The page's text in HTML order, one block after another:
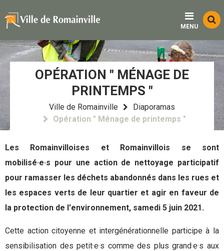
MENU
OPÉRATION " MÉNAGE DE
PRINTEMPS "
Ville de Romainville
Diaporamas
Opération " Ménage de printemps "
Les Romainvilloises et Romainvillois se sont
mobilisé·e·s pour une action de nettoyage participatif
pour ramasser les déchets abandonnés dans les rues et
les espaces verts de leur quartier et agir en faveur de
la protection de l'environnement, samedi 5 juin 2021.
Cette action citoyenne et intergénérationnelle participe à la
sensibilisation des petit·e·s comme des plus grand·e·s aux